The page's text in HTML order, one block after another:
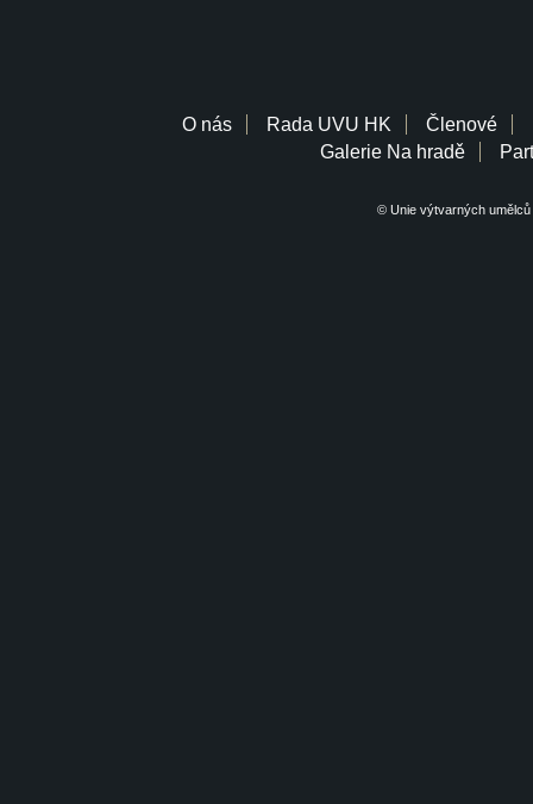
O nás Rada UVU HK Členové
Galerie Na hradě
© Unie výtvarných